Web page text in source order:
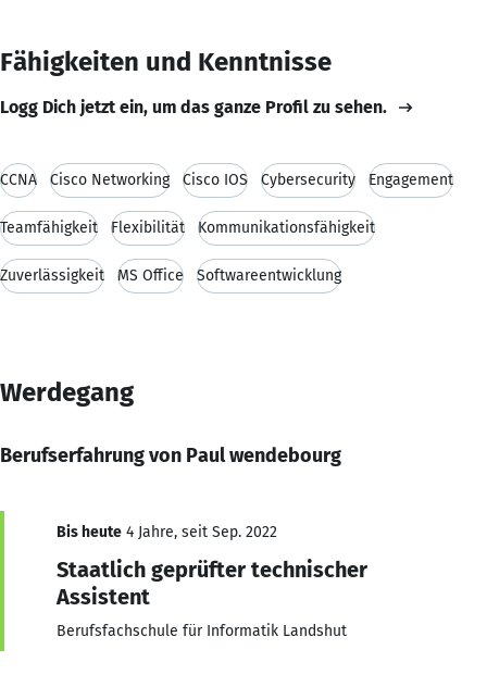
Fähigkeiten und Kenntnisse
Logg Dich jetzt ein, um das ganze Profil zu sehen.
CCNA Cisco Networking Cisco IOS Cybersecurity Engagement
Teamfähigkeit Flexibilität Kommunikationsfähigkeit
Zuverlässigkeit MS Office Softwareentwicklung
Werdegang
Berufserfahrung von Paul wendebourg
Bis heute 4 Jahre, seit Sep. 2022
Staatlich geprüfter technischer
Assistent
Berufsfachschule für Informatik Landshut